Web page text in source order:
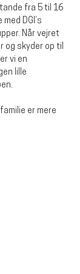
fra 5 til 16
DGI’s
Når vejret
og skyder op til
vi en
lille
er mere